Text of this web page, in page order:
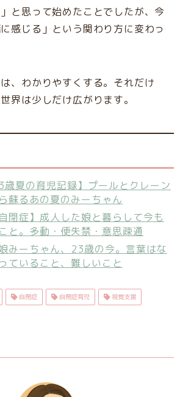
と思って始めたことでしたが、今
感じる」という関わり方に変わっ
、わかりやすくする。それだけ
界は少しだけ広がります。
歳夏の育児記録】プールとクレーン
蘇るあの夏のみーちゃん
閉症】成人した娘と暮らして今も
と。多動・便失禁・意思疎通
みーちゃん、23歳の今。言葉はな
ていること、難しいこと
自閉症 自閉症育児 視覚支援